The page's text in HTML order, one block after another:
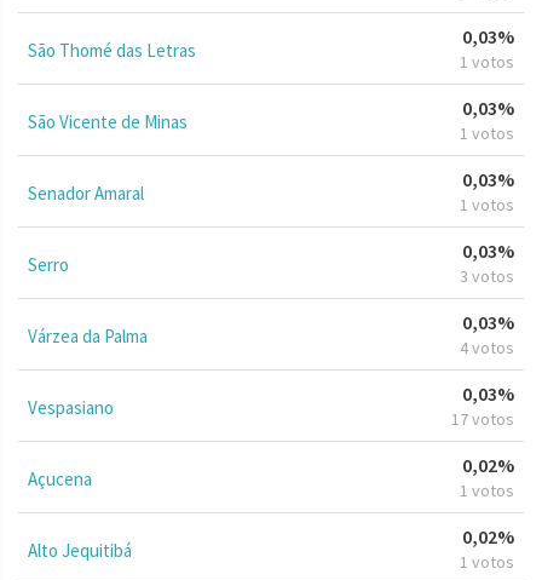
São Thomé das Letras
0,03%
1 votos
São Vicente de Minas
0,03%
1 votos
Senador Amaral
0,03%
1 votos
Serro
0,03%
3 votos
Várzea da Palma
0,03%
4 votos
Vespasiano
0,03%
17 votos
Açucena
0,02%
1 votos
Alto Jequitibá
0,02%
1 votos